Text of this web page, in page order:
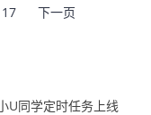
17 下一页
U同学定时任务上线